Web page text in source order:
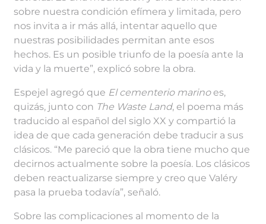
sobre nuestra condición efímera y limitada, pero
nos invita a ir más allá, intentar aquello que
nuestras posibilidades permitan ante esos
hechos. Es un posible triunfo de la poesía ante la
vida y la muerte”, explicó sobre la obra.
Espejel agregó que El cementerio marino es,
quizás, junto con The Waste Land, el poema más
traducido al español del siglo XX y compartió la
idea de que cada generación debe traducir a sus
clásicos. “Me pareció que la obra tiene mucho que
decirnos actualmente sobre la poesía. Los clásicos
deben reactualizarse siempre y creo que Valéry
pasa la prueba todavía”, señaló.
Sobre las complicaciones al momento de la